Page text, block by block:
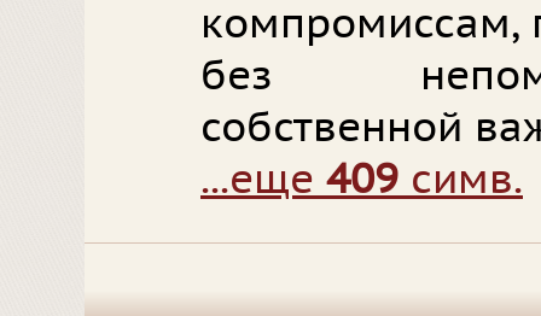
компромиссам,
без
собственной
...еще 409 симв.